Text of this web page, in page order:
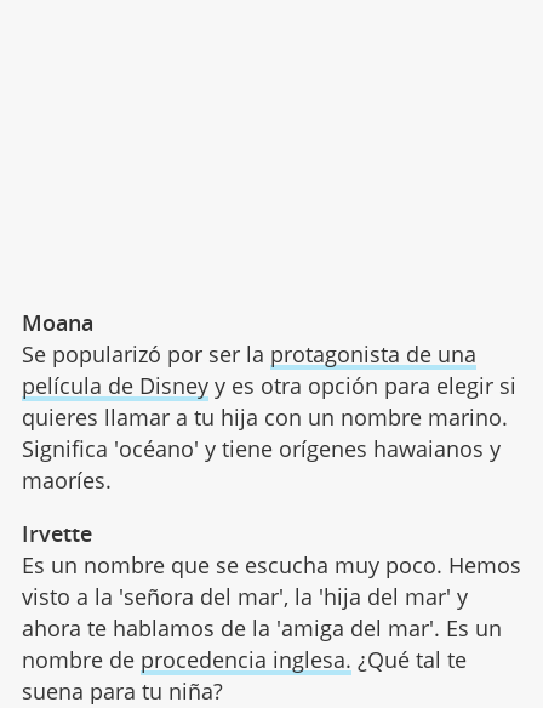
Moana
Se popularizó por ser la protagonista de una
película de Disneyy es otra opción para elegir si
quieres llamar a tu hija con un nombre marino.
Significa 'océano' y tiene orígenes hawaianos y
maoríes.
Irvette
Es un nombre que se escucha muy poco. Hemos
visto a la 'señora del mar', la 'hija del mar' y
ahora te hablamos de la 'amiga del mar'. Es un
nombre de procedencia inglesa. ¿Qué tal te
suena para tu niña?